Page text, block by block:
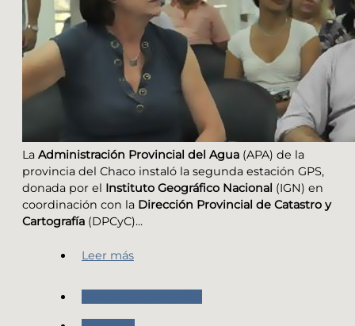
La Administración Provincial del Agua (APA) de la
provincia del Chaco instaló la segunda estación GPS,
donada por el Instituto Geográfico Nacional (IGN) en
coordinación con la Dirección Provincial de Catastro y
Cartografía (DPCyC)...
Leer más